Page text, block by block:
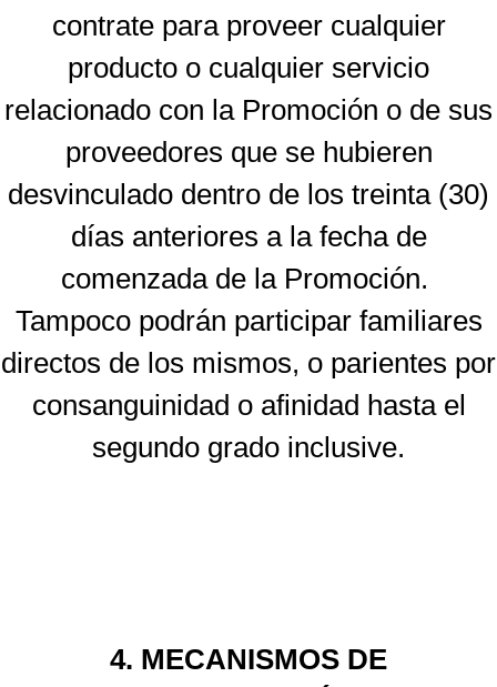
contrate para proveer cualquier
producto o cualquier servicio
relacionado con la Promoción o de sus
proveedores que se hubieren
desvinculado dentro de los treinta (30)
días anteriores a la fecha de
comenzada de la Promoción.
Tampoco podrán participar familiares
directos de los mismos, o parientes por
consanguinidad o afinidad hasta el
segundo grado inclusive.
4. MECANISMOS DE